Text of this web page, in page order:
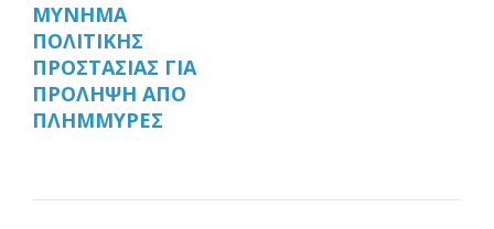
ΜΥΝΗΜΑ
ΠΟΛΙΤΙΚΗΣ
ΠΡΟΣΤΑΣΙΑΣ ΓΙΑ
ΠΡΟΛΗΨΗ ΑΠΟ
ΠΛΗΜΜΥΡΕΣ